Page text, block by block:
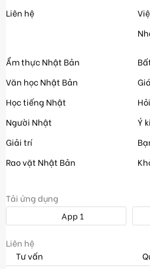
Liên hệ
Ẩm thực Nhật Bản
Văn học Nhật Bản
Học tiếng Nhật
Người Nhật
Giải trí
Rao vặt Nhật Bản
Ý
Tải ứng dụng
App 1
Liên hệ
Tư vấn